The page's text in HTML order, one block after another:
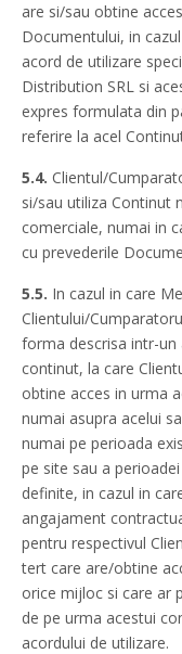
are si/sau obtine
Documentului, in
acord de utilizare
Distribution SRL si
expres formulata din
referire la acel
5.4. Clientul/
si/sau utiliza Continut
comerciale, numai in
cu prevederile
5.5. In cazul in care
Clientului/
forma descrisa intr-
continut, la care
obtine acces in urma
numai asupra acelui
numai pe perioada
pe site sau a
definite, in cazul in
angajament
pentru respectivul
tert care are/obtine
orice mijloc si care ar
de pe urma acestui
acordului de utilizare.